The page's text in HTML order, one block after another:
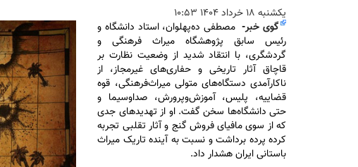
يكشنبه ۱۸ خرداد ۱۴۰۴ ۱۰:۵۳
گوی خبر- مصطفی ده‌پهلوان، استاد دانشگاه و
رئیس سابق پژوهشگاه میراث فرهنگی و
گردشگری، با انتقاد شدید از وضعیت نظارت بر
قاچاق آثار تاریخی و حفاری‌های غیرمجاز، از
ناکارآمدی دستگاه‌های متولی میراث‌فرهنگی، قوه
قضاییه، پلیس، آموزش‌وپرورش، صداوسیما و
حتی دانشگاه‌ها سخن گفت. او از تهدید‌های جدی
که از سوی مافیای فروش گنج و آثار تقلبی تجربه
کرده پرده برداشت و نسبت به آینده تاریک میراث
باستانی ایران هشدار داد.